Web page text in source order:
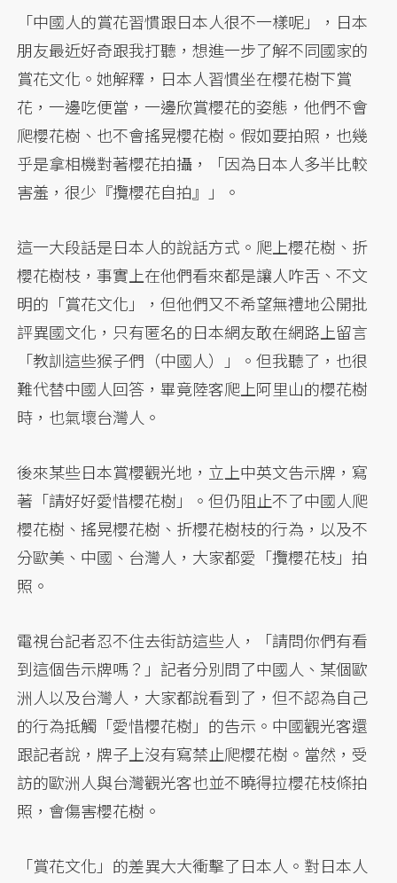
「中國人的賞花習慣跟日本人很不一樣呢」，日本
朋友最近好奇跟我打聽，想進一步了解不同國家的
賞花文化。她解釋，日本人習慣坐在櫻花樹下賞
花，一邊吃便當，一邊欣賞櫻花的姿態，他們不會
爬櫻花樹、也不會搖晃櫻花樹。假如要拍照，也幾
乎是拿相機對著櫻花拍攝，「因為日本人多半比較
害羞，很少『攬櫻花自拍』」。
這一大段話是日本人的說話方式。爬上櫻花樹、折
櫻花樹枝，事實上在他們看來都是讓人咋舌、不文
明的「賞花文化」，但他們又不希望無禮地公開批
評異國文化，只有匿名的日本網友敢在網路上留言
「教訓這些猴子們（中國人）」。但我聽了，也很
難代替中國人回答，畢竟陸客爬上阿里山的櫻花樹
時，也氣壞台灣人。
後來某些日本賞櫻觀光地，立上中英文告示牌，寫
著「請好好愛惜櫻花樹」。但仍阻止不了中國人爬
櫻花樹、搖晃櫻花樹、折櫻花樹枝的行為，以及不
分歐美、中國、台灣人，大家都愛「攬櫻花枝」拍
照。
電視台記者忍不住去街訪這些人，「請問你們有看
到這個告示牌嗎？」記者分別問了中國人、某個歐
洲人以及台灣人，大家都說看到了，但不認為自己
的行為抵觸「愛惜櫻花樹」的告示。中國觀光客還
跟記者說，牌子上沒有寫禁止爬櫻花樹。當然，受
訪的歐洲人與台灣觀光客也並不曉得拉櫻花枝條拍
照，會傷害櫻花樹。
「賞花文化」的差異大大衝擊了日本人。對日本人